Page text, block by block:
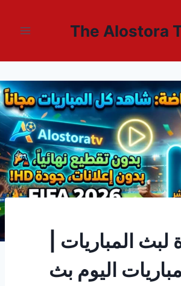
The Alostora
المباريات |
اليوم بث